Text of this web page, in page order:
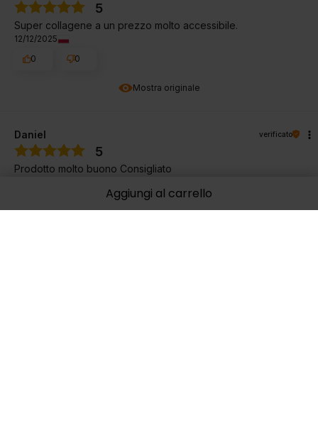
Aggiungi al carrello
Mostra originale
5
Super collagene a un prezzo molto accessibile.
12/12/2025
0
0
Daniel verificato
5
Prodotto molto buono Consigliato